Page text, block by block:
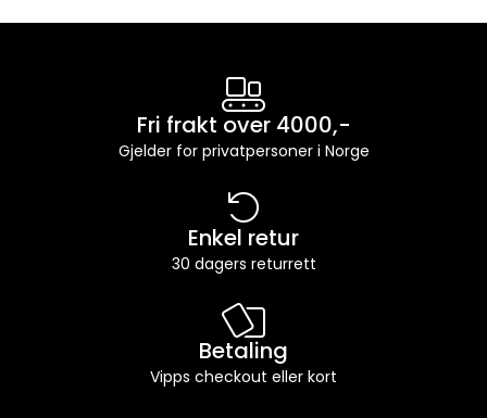
Fri frakt over 4000,-
Gjelder for privatpersoner i Norge
Enkel retur
30 dagers returrett
Betaling
Vipps checkout eller kort